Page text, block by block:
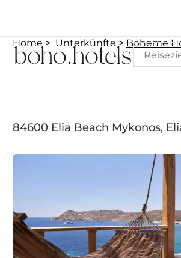
Home Unterkünfte Boheme
84600 Elia Beach Mykonos,